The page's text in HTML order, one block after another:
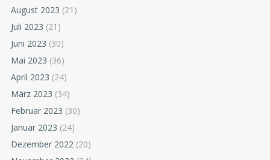
August 2023 (21)
Juli 2023 (21)
Juni 2023 (30)
Mai 2023 (36)
April 2023 (24)
März 2023 (34)
Februar 2023 (30)
Januar 2023 (24)
Dezember 2022 (20)